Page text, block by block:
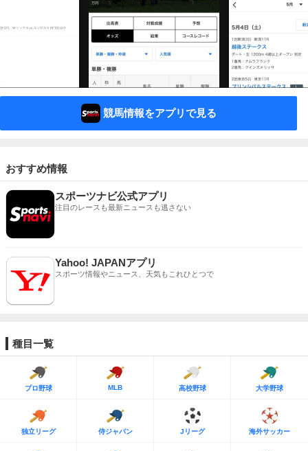
競馬情報をアプリで見る
おすすめ情報
スポーツナビ公式アプリ
注目のレースも最新ニュースも逃さない
Yahoo! JAPANアプリ
スポーツ情報やニュース、天気もこれひとつで
種目一覧
プロ野球 MLB 高校野球 大学野球
独立リーグ 侍ジャパン Jリーグ 海外サッカー